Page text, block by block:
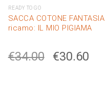
READY TO GO
SACCA COTONE FANTASIA
ricamo: IL MIO PIGIAMA
€34.00 €30.60